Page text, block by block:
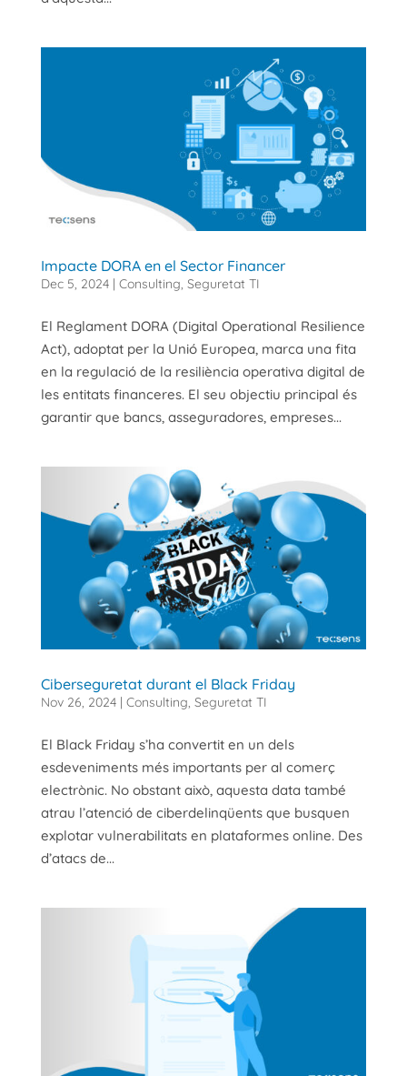
Impacte DORA en el Sector Financer
Dec 5, 2024| Consulting, Seguretat TI
El Reglament DORA (Digital Operational Resilience
Act), adoptat per la Unió Europea, marca una fita
en la regulació de la resiliència operativa digital de
les entitats financeres. El seu objectiu principal és
garantir que bancs, asseguradores, empreses...
Ciberseguretat durant el Black Friday
Nov 26, 2024| Consulting, Seguretat TI
El Black Friday s’ha convertit en un dels
esdeveniments més importants per al comerç
electrònic. No obstant això, aquesta data també
atrau l’atenció de ciberdelinqüents que busquen
explotar vulnerabilitats en plataformes online. Des
d’atacs de...